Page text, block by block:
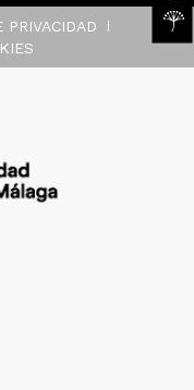
PRIVACIDAD